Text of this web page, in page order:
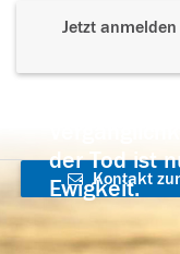
Jetzt
der Tod ist
Ewigkeit.
Kontakt